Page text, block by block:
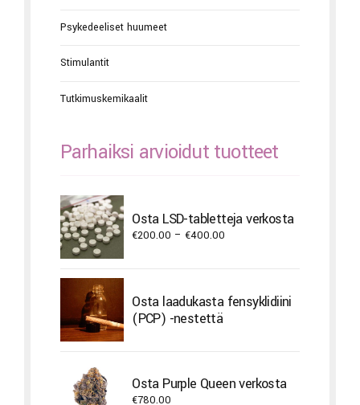
Psykedeeliset huumeet
Stimulantit
Tutkimuskemikaalit
Parhaiksi arvioidut tuotteet
Osta LSD-tabletteja verkosta
€200.00 – €400.00
€400.00
Osta laadukasta fensyklidiini
(PCP) -nestettä
Osta Purple Queen verkosta
€780.00